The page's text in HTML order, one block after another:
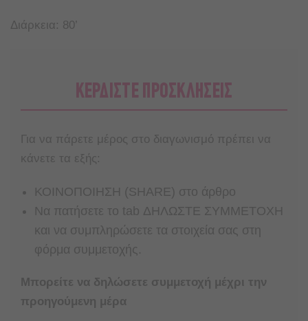
Διάρκεια: 80’
ΚΕΡΔΙΣΤΕ ΠΡΟΣΚΛΗΣΕΙΣ
Για να πάρετε μέρος στο διαγωνισμό πρέπει να
κάνετε τα εξής:
ΚΟΙΝΟΠΟΙΗΣΗ (SHARE) στο άρθρο
Nα πατήσετε το tab ΔΗΛΩΣΤΕ ΣΥΜΜΕΤΟΧΗ
και να συμπληρώσετε τα στοιχεία σας στη
φόρμα συμμετοχής.
Μπορείτε να δηλώσετε συμμετοχή μέχρι την
προηγούμενη μέρα